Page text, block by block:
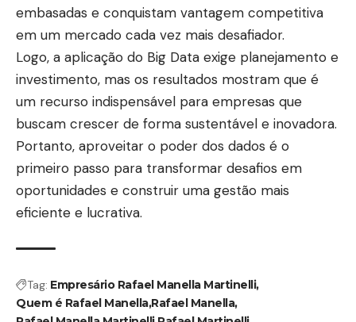
embasadas e conquistam vantagem competitiva
em um mercado cada vez mais desafiador.
Logo, a aplicação do Big Data exige planejamento e
investimento, mas os resultados mostram que é
um recurso indispensável para empresas que
buscam crescer de forma sustentável e inovadora.
Portanto, aproveitar o poder dos dados é o
primeiro passo para transformar desafios em
oportunidades e construir uma gestão mais
eficiente e lucrativa.
Tag: Empresário Rafael Manella Martinelli
Quem é Rafael ManellaRafael Manella